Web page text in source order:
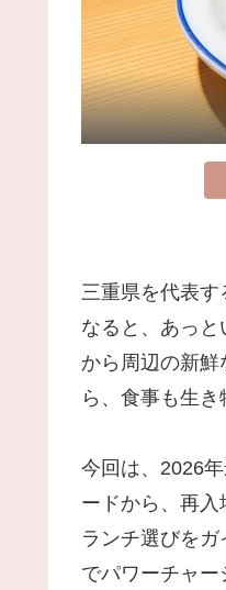
三重県を代表す
なると、あっと
から周辺の新
ら、食事も生
今回は、2026
ードから、再
ランチ選びを
でパワーチャー